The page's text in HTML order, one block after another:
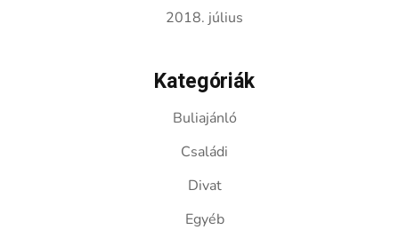
2018. július
Kategóriák
Buliajánló
Családi
Divat
Egyéb